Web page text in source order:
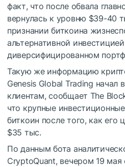
факт, что после обвала
вернулась к уровню $39-40
признании биткоина
альтернативной
диверсифицированном
Такую же информацию
Genesis Global Trading начал
клиентам, сообщает The
что крупные
биткоин после того, как его
$35 тыс.
По данным бота
CryptoQuant, вечером 19 мая